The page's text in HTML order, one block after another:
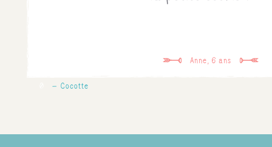
Anne, 6 ans
Cocotte